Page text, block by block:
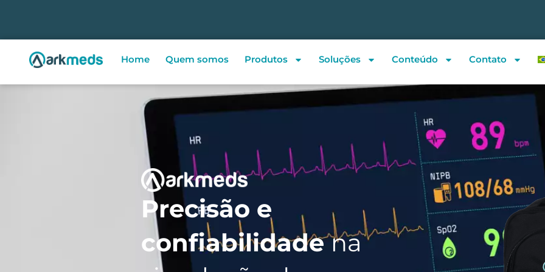
Home Quem somos Produtos Soluções Conteúdo Contato
Precisão e
confiabilidadena